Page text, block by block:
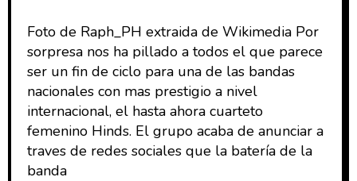
Foto de Raph_PH extraida de Wikimedia Por
sorpresa nos ha pillado a todos el que parece
ser un fin de ciclo para una de las bandas
nacionales con mas prestigio a nivel
internacional, el hasta ahora cuarteto
femenino Hinds. El grupo acaba de anunciar a
traves de redes sociales que la batería de la
banda